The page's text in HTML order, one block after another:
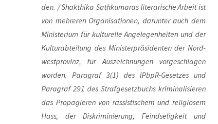
den. / Shakt­hi­ka Sath­ku­ma­ras lite­ra­ri­sche Arbeit ist
von meh­re­ren Orga­ni­sa­tio­nen, dar­un­ter auch dem
Minis­te­ri­um für kul­tu­rel­le Ange­le­gen­hei­ten und der
Kul­tur­ab­tei­lung des Minis­ter­prä­si­den­ten der Nord­
west­pro­vinz, für Aus­zeich­nun­gen vor­ge­schla­gen
wor­den. Para­graf 3(1) des IPb­pR-Geset­zes und
Para­graf 291 des Straf­ge­setz­buchs kri­mi­na­li­sie­ren
das Pro­pa­gie­ren von ras­sis­ti­schem und reli­giö­sem
Hass, der Dis­kri­mi­nie­rung, Feind­se­lig­keit und